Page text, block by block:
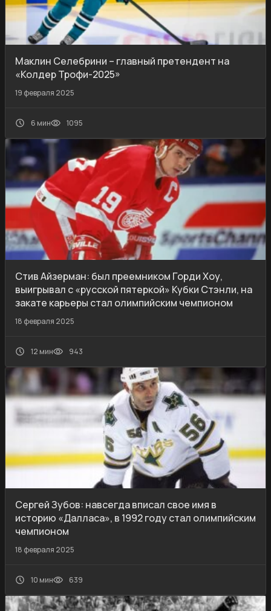
Маклин Селебрини – главный претендент на
«Колдер Трофи-2025»
19 февраля 2025
6 мин 1095
Стив Айзерман: был преемником Горди Хоу,
выигрывал с «русской пятеркой» Кубки Стэнли, на
закате карьеры стал олимпийским чемпионом
18 февраля 2025
12 мин 943
Сергей Зубов: навсегда вписал свое имя в
историю «Далласа», в 1992 году стал олимпийским
чемпионом
18 февраля 2025
10 мин 639